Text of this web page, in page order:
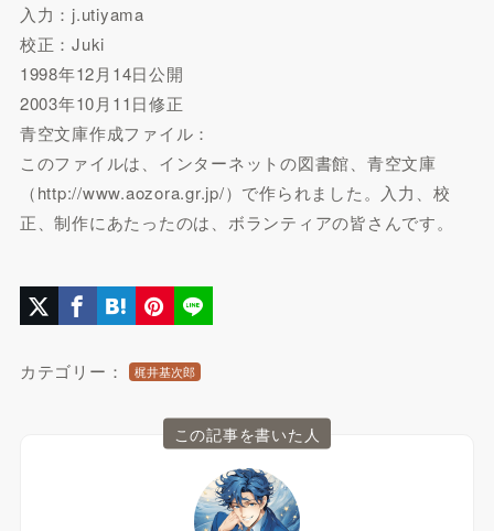
入力：j.utiyama
校正：Juki
1998年12月14日公開
2003年10月11日修正
青空文庫作成ファイル：
このファイルは、インターネットの図書館、青空文庫
（http://www.aozora.gr.jp/）で作られました。入力、校
正、制作にあたったのは、ボランティアの皆さんです。
カテゴリー： 梶井基次郎
この記事を書いた人